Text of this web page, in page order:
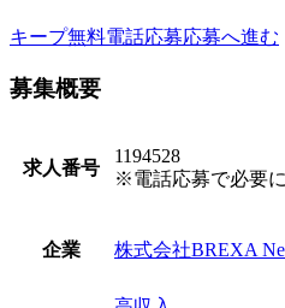
キープ無料電話応募応募へ進む
募集概要
求人番号
1194528
※電話応募で必要に
企業 株式会社BREXA